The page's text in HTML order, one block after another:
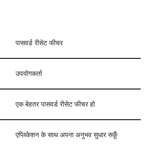
पासवर्ड रीसेट फीचर
उपयोगकर्ता
एक बेहतर पासवर्ड रीसेट फीचर हो
एप्लिकेशन के साथ अपना अनुभव सुधार सकूँ